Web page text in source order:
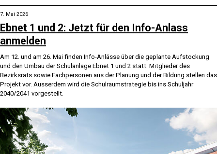
7. Mai 2026
Ebnet 1 und 2: Jetzt für den Info-Anlass
anmelden
Am 12. und am 26. Mai finden Info-Anlässe über die geplante Aufstockung
und den Umbau der Schulanlage Ebnet 1 und 2 statt. Mitglieder des
Bezirksrats sowie Fachpersonen aus der Planung und der Bildung stellen das
Projekt vor. Ausserdem wird die Schulraumstrategie bis ins Schuljahr
2040/2041 vorgestellt.